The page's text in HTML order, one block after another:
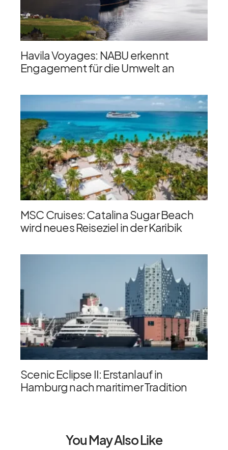
Havila Voyages: NABU erkennt
Engagement für die Umwelt an
MSC Cruises: Catalina Sugar Beach
wird neues Reiseziel in der Karibik
Scenic Eclipse II: Erstanlauf in
Hamburg nach maritimer Tradition
You May Also Like